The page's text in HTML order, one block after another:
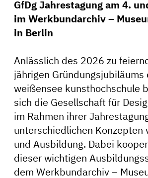
GfDg Jahrestagung am 4.
im Werkbundarchiv –
in Berlin
Anlässlich des 2026 zu
jährigen Gründungsjubiläums
weißensee kunsthochschule
sich die Gesellschaft für
im Rahmen ihrer
unterschiedlichen Konzepten
und Ausbildung. Dabei
dieser wichtigen
dem Werkbundarchiv –